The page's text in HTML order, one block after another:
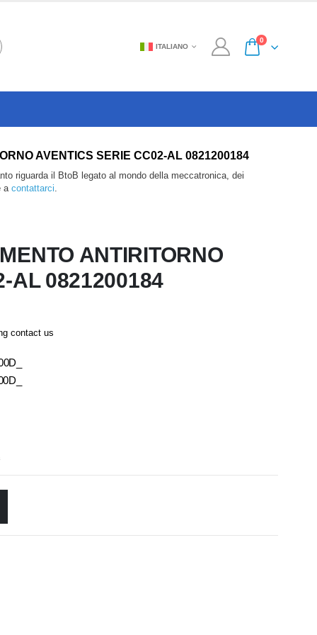
ITALIANO
0
AVENTICS SERIE CC02-AL 0821200184
riguarda il BtoB legato al mondo della meccatronica, dei
a contattarci
ANTIRITORNO
AL 0821200184
contact us